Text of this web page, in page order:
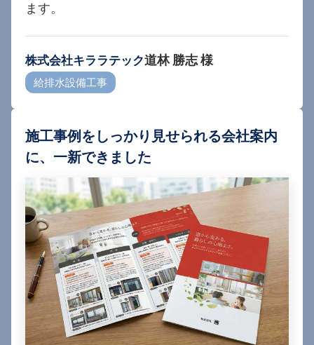
ます。
株式会社キララテック道林 勝志 様
給排水設備工事
施工事例をしっかり見せられる会社案内
に、一新できました